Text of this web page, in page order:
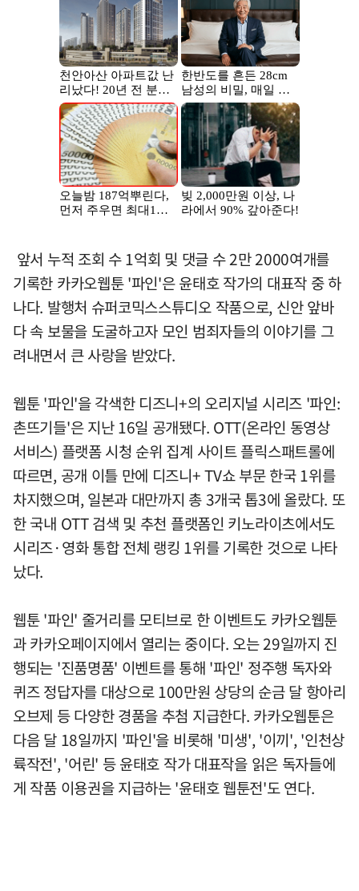
앞서 누적 조회 수 1억회 및 댓글 수 2만 2000여개를
기록한 카카오웹툰 '파인'은 윤태호 작가의 대표작 중 하
나다. 발행처 슈퍼코믹스스튜디오 작품으로, 신안 앞바
다 속 보물을 도굴하고자 모인 범죄자들의 이야기를 그
려내면서 큰 사랑을 받았다.
웹툰 '파인'을 각색한 디즈니+의 오리지널 시리즈 '파인:
촌뜨기들'은 지난 16일 공개됐다. OTT(온라인 동영상
서비스) 플랫폼 시청 순위 집계 사이트 플릭스패트롤에
따르면, 공개 이틀 만에 디즈니+ TV쇼 부문 한국 1위를
차지했으며, 일본과 대만까지 총 3개국 톱3에 올랐다. 또
한 국내 OTT 검색 및 추천 플랫폼인 키노라이츠에서도
시리즈·영화 통합 전체 랭킹 1위를 기록한 것으로 나타
났다.
웹툰 '파인' 줄거리를 모티브로 한 이벤트도 카카오웹툰
과 카카오페이지에서 열리는 중이다. 오는 29일까지 진
행되는 '진품명품' 이벤트를 통해 '파인' 정주행 독자와
퀴즈 정답자를 대상으로 100만원 상당의 순금 달 항아리
오브제 등 다양한 경품을 추첨 지급한다. 카카오웹툰은
다음 달 18일까지 '파인'을 비롯해 '미생', '이끼', '인천상
륙작전', '어린' 등 윤태호 작가 대표작을 읽은 독자들에
게 작품 이용권을 지급하는 '윤태호 웹툰전'도 연다.